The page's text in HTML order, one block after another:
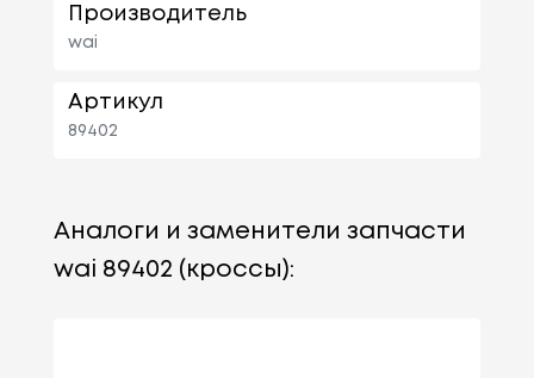
Производитель
wai
Артикул
89402
Аналоги и заменители запчасти
wai 89402 (кроссы):